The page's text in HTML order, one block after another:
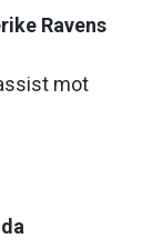
Ravens
mot